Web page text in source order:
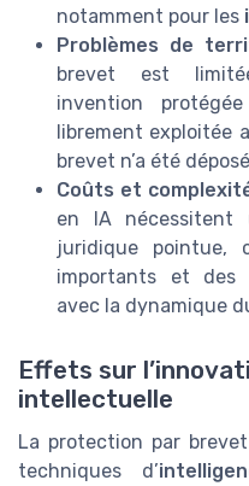
notamment pour les
Problèmes de
brevet est
invention
librement exploitée
brevet n’a été
Coûts et
en IA nécessitent
juridique pointue,
importants et des
avec la dynamique
Effets sur
intellectuelle
La protection par
techniques d’